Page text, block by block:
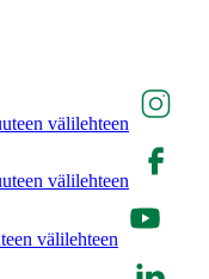
välilehteen
välilehteen
välilehteen